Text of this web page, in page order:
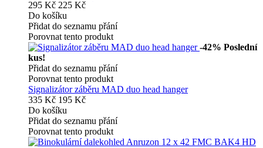
295 Kč 225 Kč
Do košíku
Přidat do seznamu přání
Porovnat tento produkt
-42% Poslední
kus!
Přidat do seznamu přání
Porovnat tento produkt
Signalizátor záběru MAD duo head hanger
335 Kč 195 Kč
Do košíku
Přidat do seznamu přání
Porovnat tento produkt